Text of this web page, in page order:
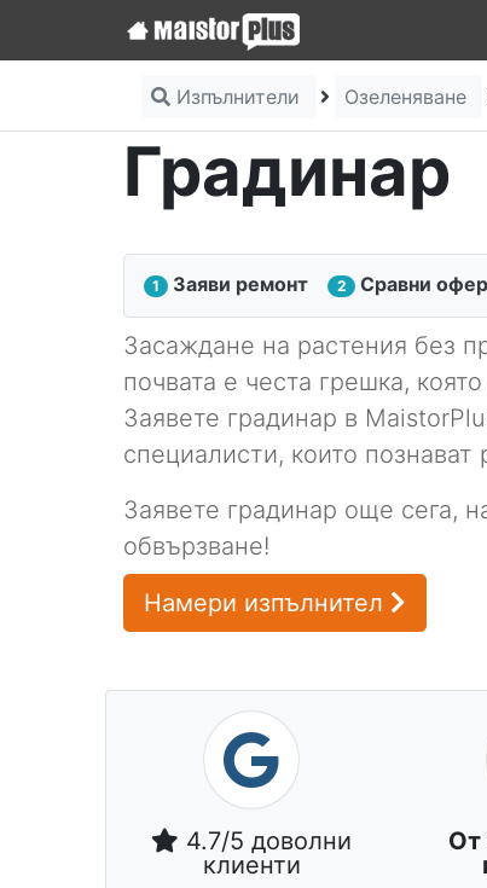
Изпълнители Озеленяване
Градинар
1 Заяви ремонт 2 Сравни
Засаждане на растения без
почвата е честа грешка,
Заявете градинар в
специалисти, които познават
Заявете градинар още сега,
обвързване!
Намери изпълнител
4.7/5 доволни
клиенти
От